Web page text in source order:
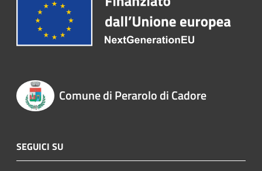
Comune di Perarolo di Cadore
SEGUICI SU